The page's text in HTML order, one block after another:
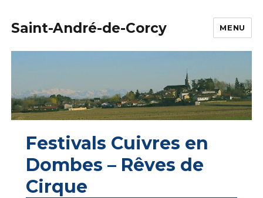
Saint-André-de-Corcy MENU
Festivals Cuivres en
Dombes – Rêves de
Cirque